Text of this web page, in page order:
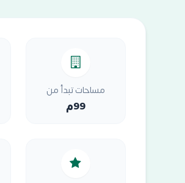
مساحات تبدأ من
99م